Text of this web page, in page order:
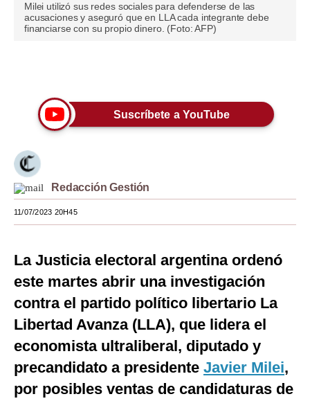
Opinión
Editorial
Tendencias
Viajes
Moda
Estilos
Mundo
EEUU
México
Internacional
Tecnología
Milei utilizó sus redes sociales para defenderse de las
acusaciones y aseguró que en LLA cada integrante debe
financiarse con su propio dinero. (Foto: AFP)
Suscríbete a YouTube
Redacción Gestión
11/07/2023 20H45
La Justicia electoral argentina ordenó
este martes abrir una investigación
contra el partido político libertario La
Libertad Avanza (LLA), que lidera el
economista ultraliberal, diputado y
precandidato a presidente Javier Milei,
por posibles ventas de candidaturas de